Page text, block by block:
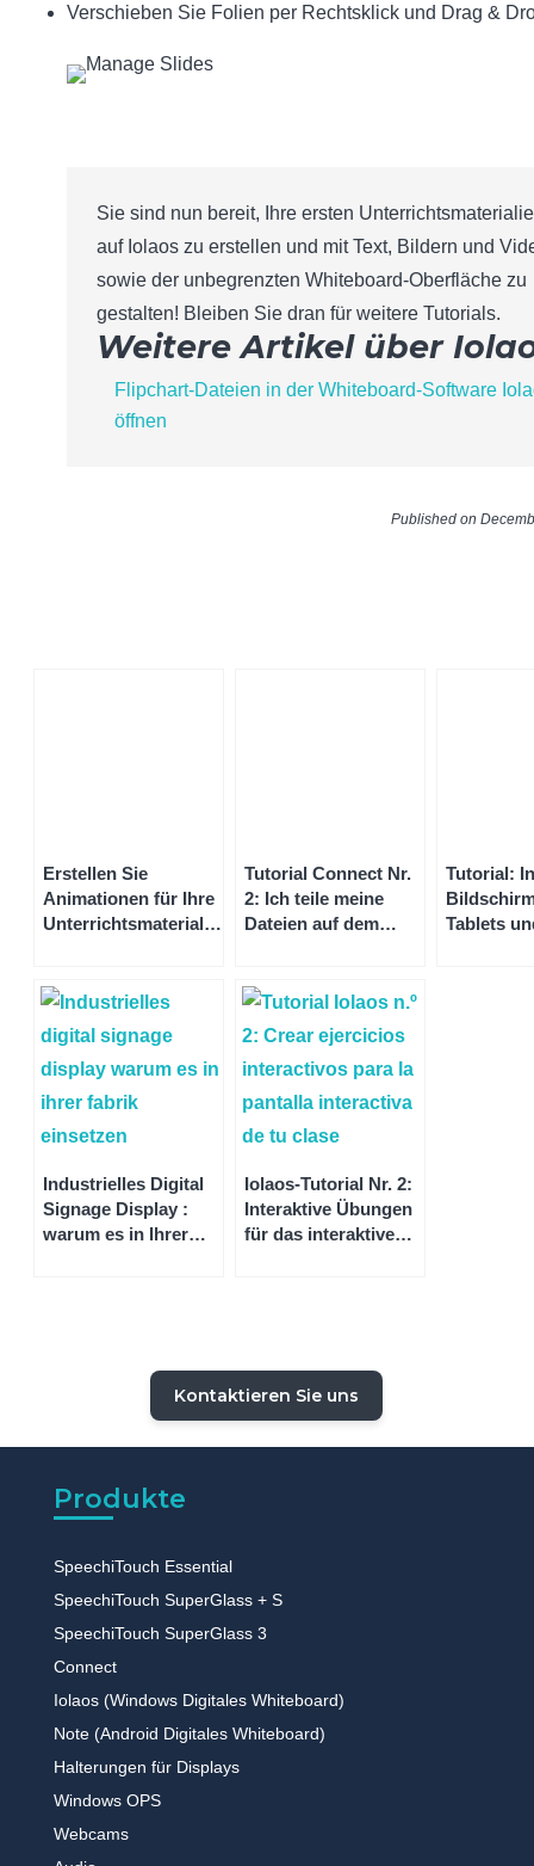
Verschieben Sie Folien per Rechtsklick und Drag &
Sie sind nun bereit, Ihre ersten
auf Iolaos zu erstellen und mit Text, Bildern und
sowie der unbegrenzten Whiteboard-Oberfläche zu
gestalten! Bleiben Sie dran für weitere Tutorials.
Weitere Artikel über
Flipchart-Dateien in der Whiteboard-Software
öffnen
Published on
Erstellen Sie
Animationen für Ihre
Unterrichtsmaterialien
Tutorial Connect Nr.
2: Ich teile meine
Dateien auf dem
Speechi
Tutorial:
Tablets
Industrielles Digital
Signage Display :
warum es in Ihrer
Iolaos-Tutorial Nr. 2:
Interaktive Übungen
für das interaktive
Kontaktieren Sie uns
Produkte
SpeechiTouch Essential
SpeechiTouch SuperGlass + S
SpeechiTouch SuperGlass 3
Connect
Iolaos (Windows Digitales Whiteboard)
Note (Android Digitales Whiteboard)
Halterungen für Displays
Windows OPS
Webcams